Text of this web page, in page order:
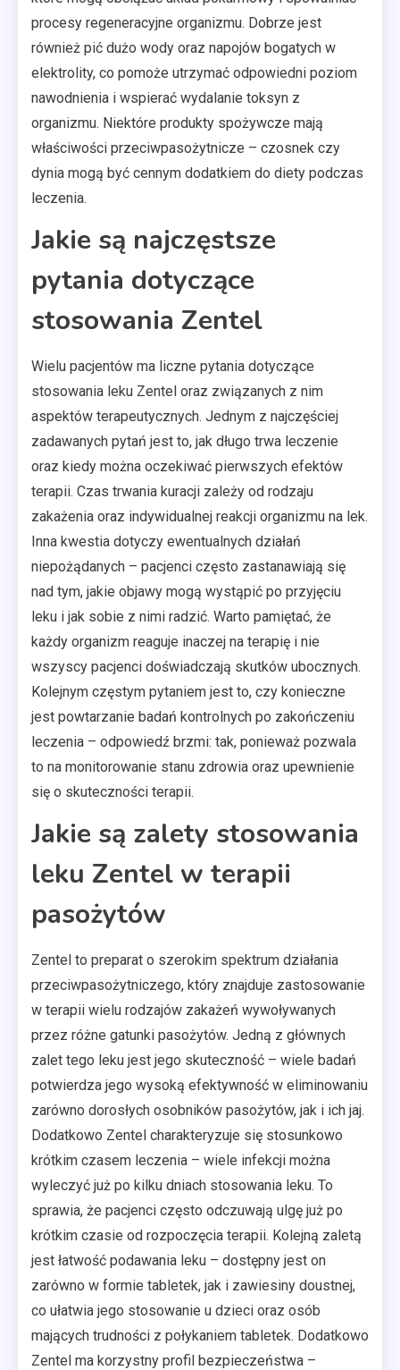
procesy regeneracyjne organizmu. Dobrze jest
również pić dużo wody oraz napojów bogatych w
elektrolity, co pomoże utrzymać odpowiedni poziom
nawodnienia i wspierać wydalanie toksyn z
organizmu. Niektóre produkty spożywcze mają
właściwości przeciwpasożytnicze – czosnek czy
dynia mogą być cennym dodatkiem do diety podczas
leczenia.
Jakie są najczęstsze
pytania dotyczące
stosowania Zentel
Wielu pacjentów ma liczne pytania dotyczące
stosowania leku Zentel oraz związanych z nim
aspektów terapeutycznych. Jednym z najczęściej
zadawanych pytań jest to, jak długo trwa leczenie
oraz kiedy można oczekiwać pierwszych efektów
terapii. Czas trwania kuracji zależy od rodzaju
zakażenia oraz indywidualnej reakcji organizmu na lek.
Inna kwestia dotyczy ewentualnych działań
niepożądanych – pacjenci często zastanawiają się
nad tym, jakie objawy mogą wystąpić po przyjęciu
leku i jak sobie z nimi radzić. Warto pamiętać, że
każdy organizm reaguje inaczej na terapię i nie
wszyscy pacjenci doświadczają skutków ubocznych.
Kolejnym częstym pytaniem jest to, czy konieczne
jest powtarzanie badań kontrolnych po zakończeniu
leczenia – odpowiedź brzmi: tak, ponieważ pozwala
to na monitorowanie stanu zdrowia oraz upewnienie
się o skuteczności terapii.
Jakie są zalety stosowania
leku Zentel w terapii
pasożytów
Zentel to preparat o szerokim spektrum działania
przeciwpasożytniczego, który znajduje zastosowanie
w terapii wielu rodzajów zakażeń wywoływanych
przez różne gatunki pasożytów. Jedną z głównych
zalet tego leku jest jego skuteczność – wiele badań
potwierdza jego wysoką efektywność w eliminowaniu
zarówno dorosłych osobników pasożytów, jak i ich jaj.
Dodatkowo Zentel charakteryzuje się stosunkowo
krótkim czasem leczenia – wiele infekcji można
wyleczyć już po kilku dniach stosowania leku. To
sprawia, że pacjenci często odczuwają ulgę już po
krótkim czasie od rozpoczęcia terapii. Kolejną zaletą
jest łatwość podawania leku – dostępny jest on
zarówno w formie tabletek, jak i zawiesiny doustnej,
co ułatwia jego stosowanie u dzieci oraz osób
mających trudności z połykaniem tabletek. Dodatkowo
Zentel ma korzystny profil bezpieczeństwa –